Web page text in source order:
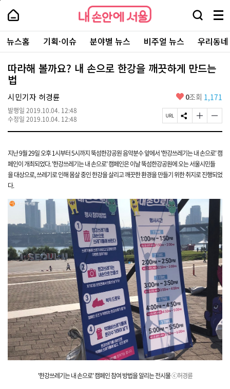
본
로
가
내
손
안
에
서
울
-
서
울
시
대
표
소
통
포
내
손
에
울
검
창
열
기
메
뉴
전
체
보
주
요
서
뉴스홈 기획·이슈 분야별 뉴스 비주얼 뉴스 우리동
따라해 볼까요? 내 손으로 한강을 깨끗하게 만드는
법
시민기자 허경륜
발행일 2019.10.04. 12:48
수정일 2019.10.04. 12:48
좋
요
0조회 1,171
페
이
R
L
복
사
S
N
유
하
기
글
자
크
게
변
경
기
글
자
작
게
변
경
기
지난 9월 29일 오후 1시부터 5시까지뚝섬한강공원 음악분수 앞에서 '한강쓰레기는 내 손으로' 캠
페인이 개최되었다. '한강쓰레기는 내 손으로' 캠페인은 이날 뚝섬한강공원에 오는 서울시민들
을 대상으로, 쓰레기로 인해 몸살 중인 한강을 살리고 깨끗한 환경을 만들기 위한 취지로 진행되었
다.
'한강쓰레기는 내 손으로' 캠페인 참여 방법을 알리는 전시물ⓒ허경륜
페
상
단
로